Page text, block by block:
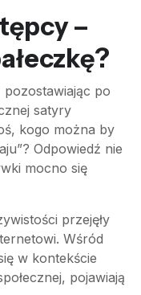
–
pozostawiając po
satyry
kogo można by
Odpowiedź nie
mocno się
przejęły
Wśród
w kontekście
pojawiają